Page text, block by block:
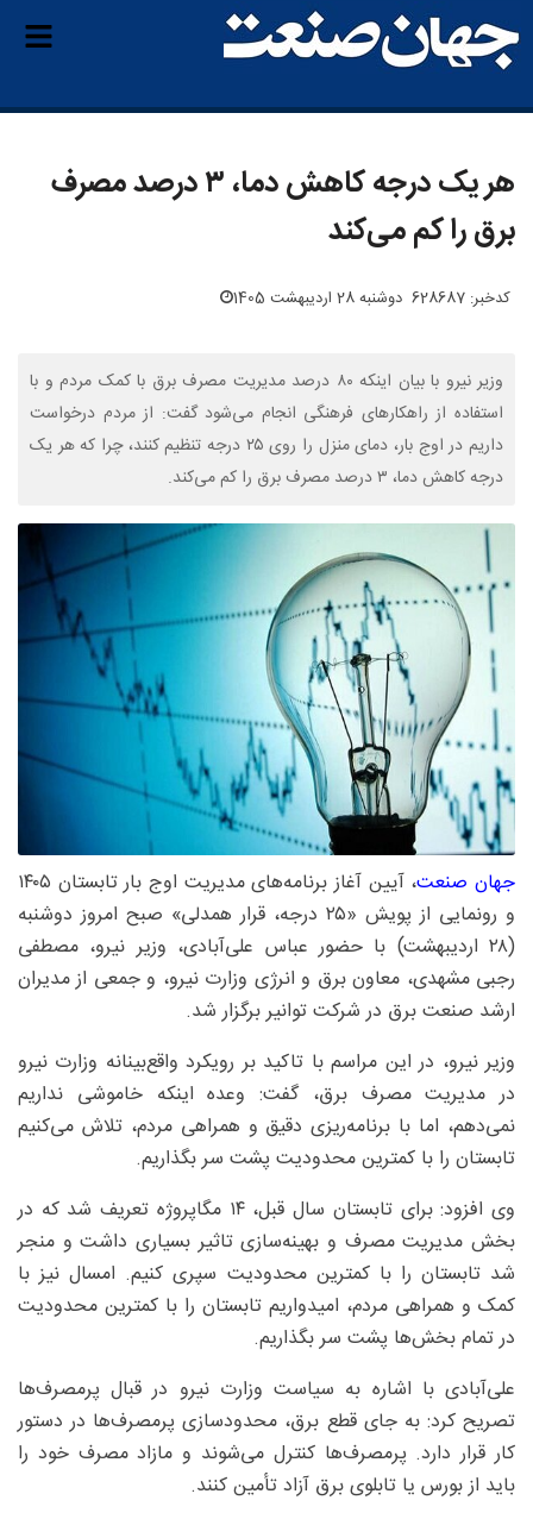
هر یک درجه کاهش دما، ۳ درصد مصرف
برق را کم می‌کند
کدخبر: 628687 دوشنبه 28 اردیبهشت 1405
وزیر نیرو با بیان اینکه ۸۰ درصد مدیریت مصرف برق با کمک مردم و با
استفاده از راهکارهای فرهنگی انجام می‌شود گفت: از مردم درخواست
داریم در اوج بار، دمای منزل را روی ۲۵ درجه تنظیم کنند، چرا که هر یک
درجه کاهش دما، ۳ درصد مصرف برق را کم می‌کند.
جهان صنعت
، آیین آغاز برنامه‌های مدیریت اوج بار تابستان ۱۴۰۵
و رونمایی از پویش «۲۵ درجه، قرار همدلی» صبح امروز دوشنبه
(۲۸ اردیبهشت) با حضور عباس علی‌آبادی، وزیر نیرو، مصطفی
رجبی مشهدی، معاون برق و انرژی وزارت نیرو، و جمعی از مدیران
ارشد صنعت برق در شرکت توانیر برگزار شد.
وزیر نیرو، در این مراسم با تاکید بر رویکرد واقع‌بینانه وزارت نیرو
در مدیریت مصرف برق، گفت: وعده اینکه خاموشی نداریم
نمی‌دهم، اما با برنامه‌ریزی دقیق و همراهی مردم، تلاش می‌کنیم
تابستان را با کمترین محدودیت پشت سر بگذاریم.
وی افزود: برای تابستان سال قبل، ۱۴ مگاپروژه تعریف شد که در
بخش مدیریت مصرف و بهینه‌سازی تاثیر بسیاری داشت و منجر
شد تابستان را با کمترین محدودیت سپری کنیم. امسال نیز با
کمک و همراهی مردم، امیدواریم تابستان را با کمترین محدودیت
در تمام بخش‌ها پشت سر بگذاریم.
علی‌آبادی با اشاره به سیاست وزارت نیرو در قبال پرمصرف‌ها
تصریح کرد: به جای قطع برق، محدودسازی پرمصرف‌ها در دستور
کار قرار دارد. پرمصرف‌ها کنترل می‌شوند و مازاد مصرف خود را
باید از بورس یا تابلوی برق آزاد تأمین کنند.